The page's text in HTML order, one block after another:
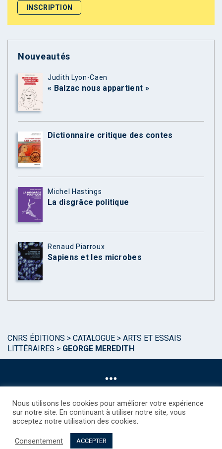
Nouveautés
Judith Lyon-Caen
« Balzac nous appartient »
Dictionnaire critique des contes
Michel Hastings
La disgrâce politique
Renaud Piarroux
Sapiens et les microbes
CNRS ÉDITIONS > CATALOGUE > ARTS ET ESSAIS
LITTÉRAIRES > GEORGE MEREDITH
©CNRS EDITIONS 2025
Droits étrangers / Foreign rights
Nous utilisons les cookies pour améliorer votre expérience
sur notre site. En continuant à utiliser notre site, vous
acceptez notre utilisation des cookies.
Consentement ACCEPTER